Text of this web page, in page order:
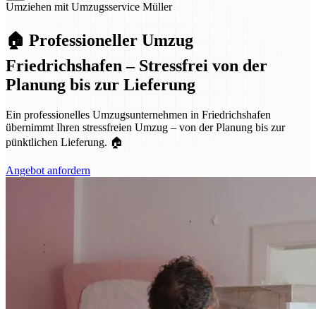
Umziehen mit Umzugsservice Müller
🏠 Professioneller Umzug
Friedrichshafen – Stressfrei von der
Planung bis zur Lieferung
Ein professionelles Umzugsunternehmen in Friedrichshafen
übernimmt Ihren stressfreien Umzug – von der Planung bis zur
pünktlichen Lieferung. 🏠
Angebot anfordern